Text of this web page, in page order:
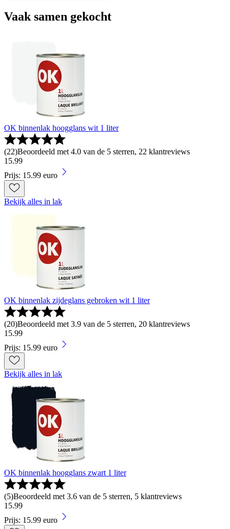
Vaak samen gekocht
OK binnenlak hoogglans wit 1 liter
(22)Beoordeeld met 4.0 van de 5 sterren, 22 klantreviews
15.99
Prijs: 15.99 euro
Bekijk alles in lak
OK binnenlak zijdeglans gebroken wit 1 liter
(20)Beoordeeld met 3.9 van de 5 sterren, 20 klantreviews
15.99
Prijs: 15.99 euro
Bekijk alles in lak
OK binnenlak hoogglans zwart 1 liter
(5)Beoordeeld met 3.6 van de 5 sterren, 5 klantreviews
15.99
Prijs: 15.99 euro